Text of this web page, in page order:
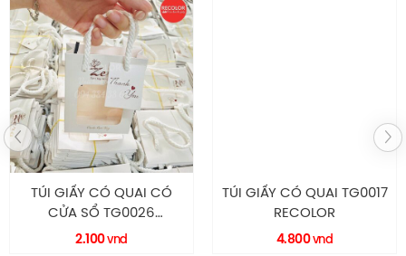
Túi Giấy TG014
Thông Số Kỹ Thuật
Chi tiết
TÚI GIẤY CÓ QUAI CÓ
CỬA SỔ TG0026
RECOLOR
2.100vnd
TÚI GIẤY CÓ QUAI TG0017
RECOLOR
4.800vnd